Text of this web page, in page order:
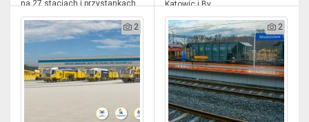
na 27 stacjach i przystankach
PK...
Katowic i By...
2 2